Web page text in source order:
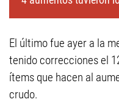
El último fue ayer a la
tenido correcciones el
ítems que hacen al
crudo.